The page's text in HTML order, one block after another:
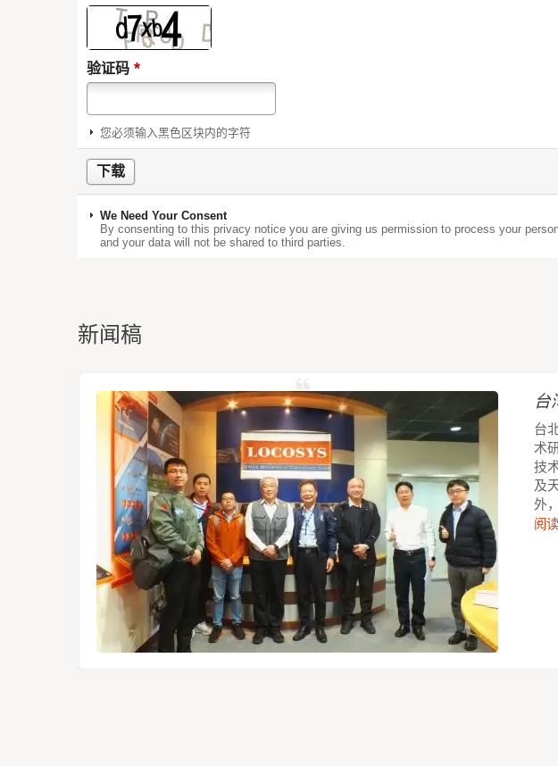
验证码 *
您必须输入黑色区块内的字符
We Need Your Consent
By consenting to this privacy notice you are giving us permission to process your
and your data will not be shared to third parties.
新闻稿
台
台
术
技
及
外
阅